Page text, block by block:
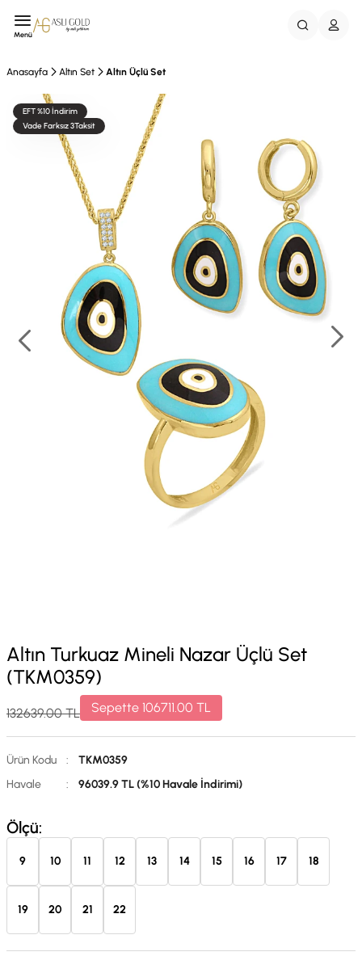
Menü
Anasayfa Altın Set Altın Üçlü Set
EFT %10 İndirim
Vade Farksız 3Taksit
Altın Turkuaz Mineli Nazar Üçlü Set
(TKM0359)
132639.00TL Sepette 106711.00 TL
Ürün Kodu :
TKM0359
Havale
: 96039.9 TL (%10 Havale İndirimi)
Ölçü:
9 10 11 12 13 14 15 16 17 18
19 20 21 22